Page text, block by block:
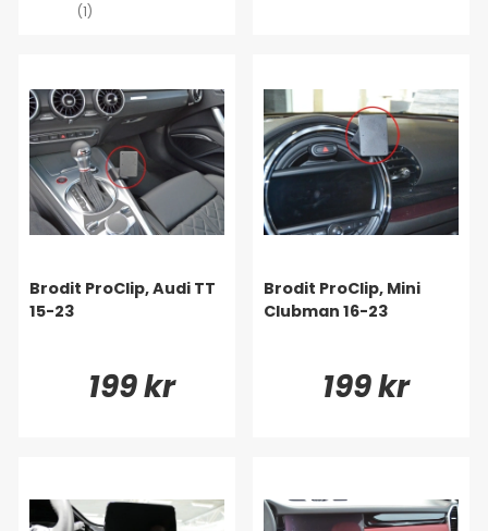
(1)
Brodit ProClip, Audi TT
15-23
199 kr
Brodit ProClip, Mini
Clubman 16-23
199 kr